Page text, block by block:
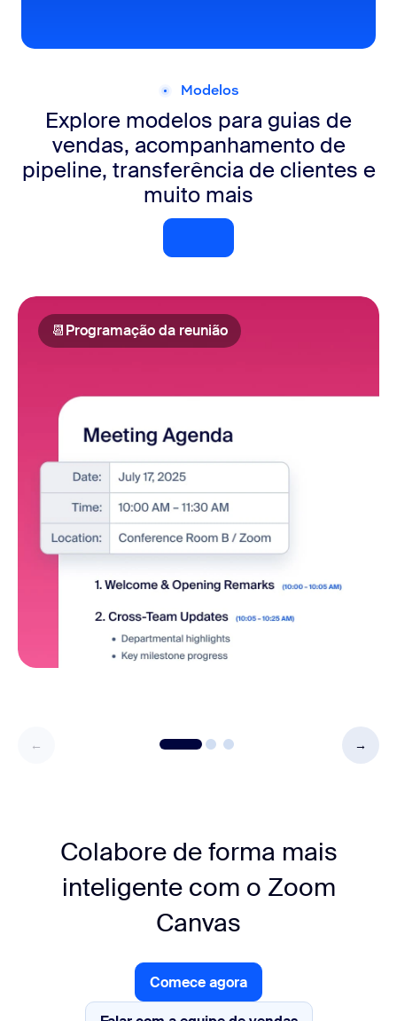
Modelos
Explore modelos para guias de
vendas, acompanhamento de
pipeline, transferência de clientes e
muito mais
Explorar modelos
📆Programação da reunião Programação da reunião
Colabore de forma mais
inteligente com o Zoom
Canvas
Comece agora
Comece já